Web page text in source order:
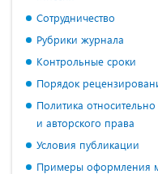
Сотрудничество
Рубрики журнала
Контрольные сроки
Порядок
Политика
и авторского права
Условия публикации
Примеры оформления